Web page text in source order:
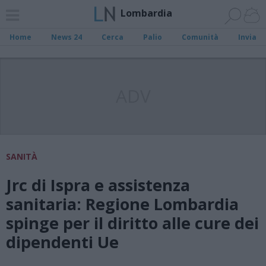
Lombardia
Home News 24 Cerca Palio Comunità Invia
SANITÀ
Jrc di Ispra e assistenza
sanitaria: Regione Lombardia
spinge per il diritto alle cure dei
dipendenti Ue